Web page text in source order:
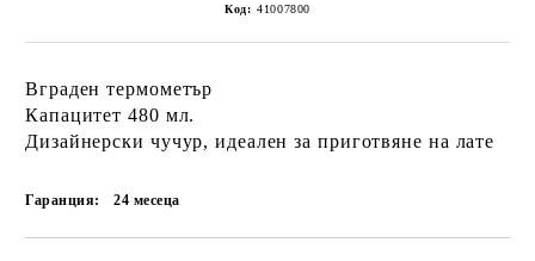
Код: 41007800
Вграден термометър
Капацитет 480 мл.
Дизайнерски чучур, идеален за приготвяне на лате
Гаранция: 24 месеца